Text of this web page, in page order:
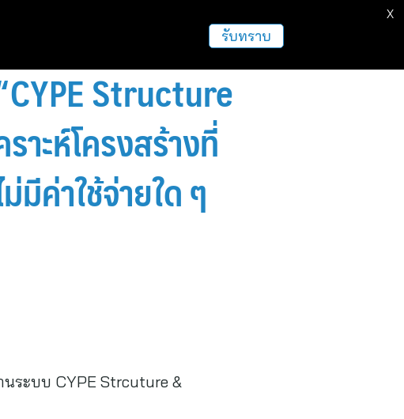
ฝากข่าวประชาสัมพันธ์
Structure
าะห์โครงสร้างที่
ค่าใช้จ่ายใด ๆ
ระบบ CYPE Strcuture &
รับทราบ
X